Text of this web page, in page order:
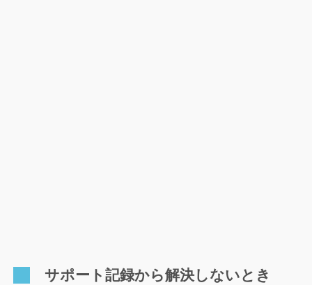
サポート記録から解決しないとき